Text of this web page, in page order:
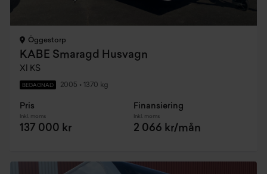
Öggestorp
KABE Smaragd Husvagn
Xl KS
BEGAGNAD 2005 • 1370 kg
Pris
Inkl. moms
137 000 kr
Finansiering
Inkl. moms
2 066 kr/mån